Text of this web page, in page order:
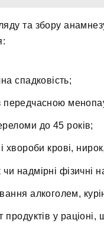
та збору
спадковість;
передчасною
до 45 років;
хвороби крові,
чи надмірні фізичні
алкоголем,
продуктів у